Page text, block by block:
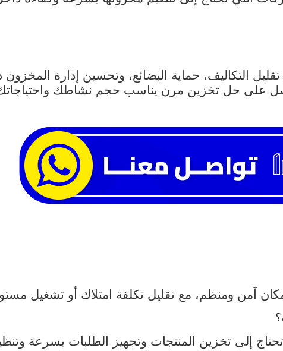
التكاليف، حماية البضائع، وتحسين إدارة
على حل تخزين مرن يناسب حجم نشاطك واحتياجاتك
آمن ومنظم، مع تقليل تكلفة امتلاك أو تشغيل
تحتاج إلى تخزين المنتجات وتجهيز الطلبات بسرعة